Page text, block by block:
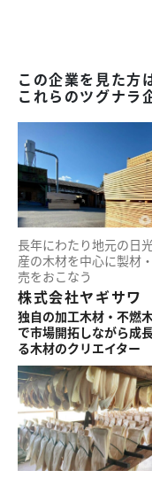
この企業を見た方
これらのツグナラ
長年にわたり地元の日
産の木材を中心に製材
売をおこなう
株式会社ヤギサワ
独自の加工木材・不燃
で市場開拓しながら成
る木材のクリエイター